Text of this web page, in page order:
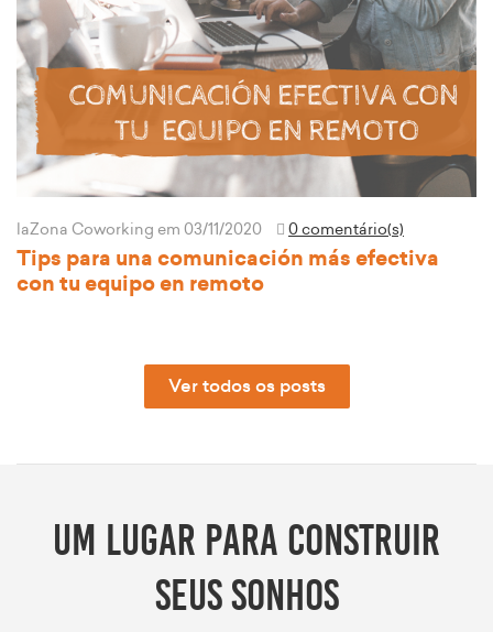
laZona Coworking em 03/11/2020 0 comentário(s)
Tips para una comunicación más efectiva
con tu equipo en remoto
Ver todos os posts
Um lugar para construir
seus sonhos